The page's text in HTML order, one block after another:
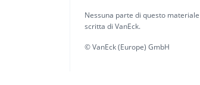
Nessuna parte di questo
scritta di VanEck.
© VanEck (Europe) GmbH